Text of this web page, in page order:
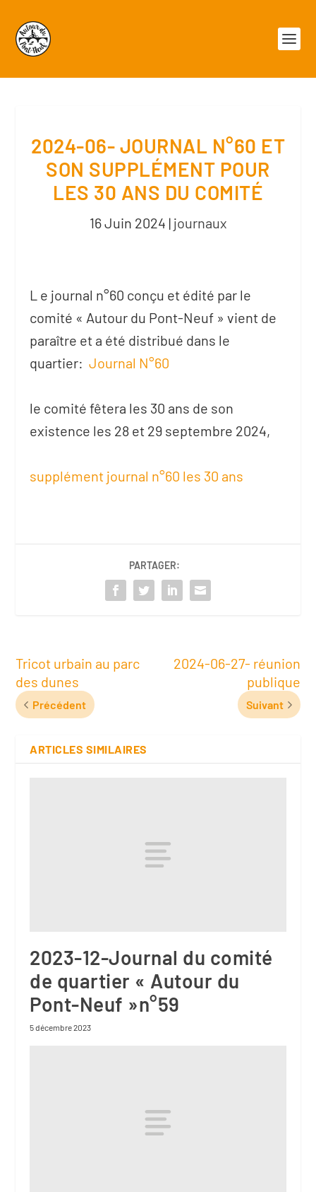
2024-06- JOURNAL N°60 ET
SON SUPPLÉMENT POUR
LES 30 ANS DU COMITÉ
16 Juin 2024 | journaux
L e journal n°60 conçu et édité par le
comité « Autour du Pont-Neuf » vient de
paraître et a été distribué dans le
quartier:Journal N°60
le comité fêtera les 30 ans de son
existence les 28 et 29 septembre 2024,
supplément journal n°60 les 30 ans
PARTAGER:
Tricot urbain au parc
des dunes
Précédent
2024-06-27- réunion
publique
Suivant
ARTICLES SIMILAIRES
2023-12-Journal du comité
de quartier « Autour du
Pont-Neuf »n°59
5 décembre 2023